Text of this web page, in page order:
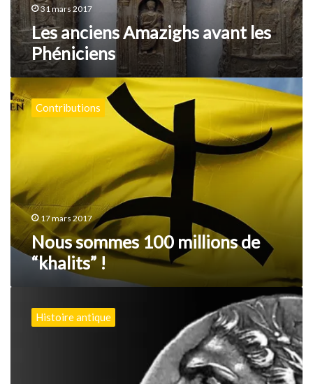
31 mars 2017
Les anciens Amazighs avant les
Phéniciens
Nous
sommes
100
Contributions
17 mars 2017
Nous sommes 100 millions de
“khalits” !
l’unificateur
Histoire antique